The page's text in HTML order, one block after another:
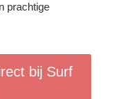
prachtige
bij Surf